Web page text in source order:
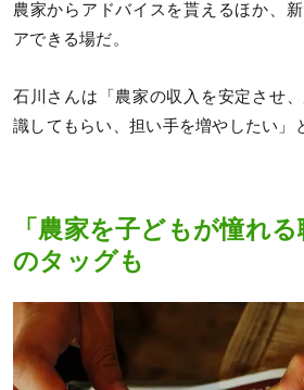
農家からアドバイスを貰えるほか、
アできる場だ。
石川さんは「農家の収入を安定させ
識してもらい、担い手を増やしたい」
「農家を子どもが憧れ
のタッグも